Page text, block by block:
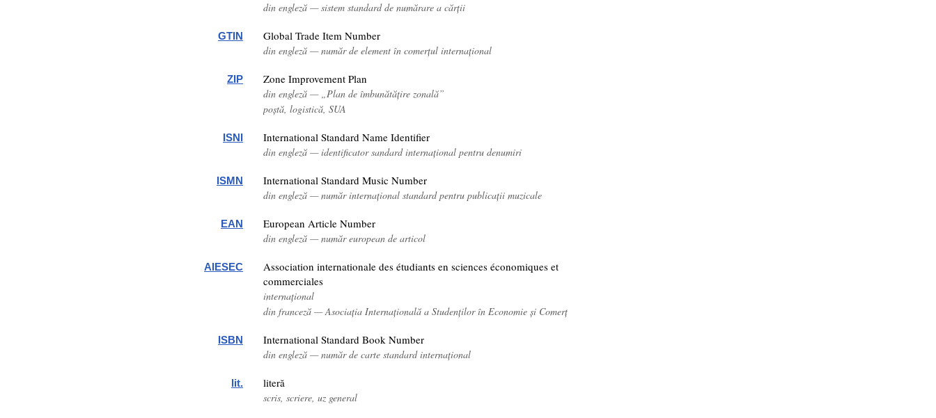
din engleză — sistem standard de numărare a cărții
GTIN Global Trade Item Number
din engleză — număr de element în comerțul internațional
ZIP Zone Improvement Plan
din engleză — „Plan de îmbunătățire zonală”
poștă, logistică, SUA
ISNI International Standard Name Identifier
din engleză — identificator sandard internațional pentru denumiri
ISMN International Standard Music Number
din engleză — număr internațional standard pentru publicații muzicale
EAN European Article Number
din engleză — număr european de articol
AIESEC
Association internationale des étudiants en sciences économiques et
commerciales
internațional
din franceză — Asociația Internațională a Studenților în Economie și Comerț
ISBN International Standard Book Number
din engleză — număr de carte standard internațional
lit. literă
scris, scriere, uz general